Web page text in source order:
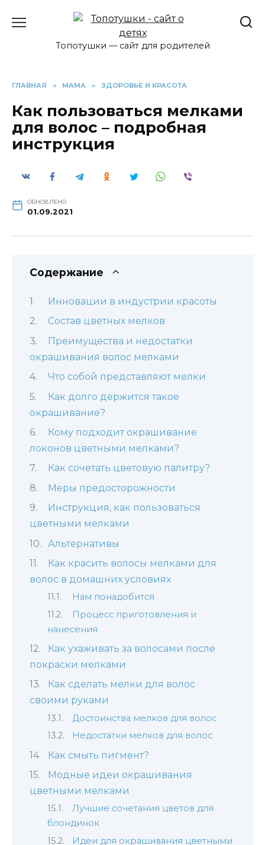
Топотушки — сайт для родителей
ГЛАВНАЯ » МАМА » ЗДОРОВЬЕ И КРАСОТА
Как пользоваться мелками
для волос – подробная
инструкция
ОБНОВЛЕНО
01.09.2021
Содержание
Инновации в индустрии красоты
Состав цветных мелков
Преимущества и недостатки
окрашивания волос мелками
Что собой представляют мелки
Как долго держится такое
окрашивание?
Кому подходит окрашивание
локонов цветными мелками?
Как сочетать цветовую палитру?
Меры предосторожности
Инструкция, как пользоваться
цветными мелками
Альтернативы
Как красить волосы мелками для
волос в домашних условиях
Нам понадобится
Процесс приготовления и
нанесения
Как ухаживать за волосами после
покраски мелками
Как сделать мелки для волос
своими руками
Достоинства мелков для волос
Недостатки мелков для волос
Как смыть пигмент?
Модные идеи окрашивания
цветными мелками
Лучшие сочетания цветов для
блондинок
Идеи для окрашивания цветными